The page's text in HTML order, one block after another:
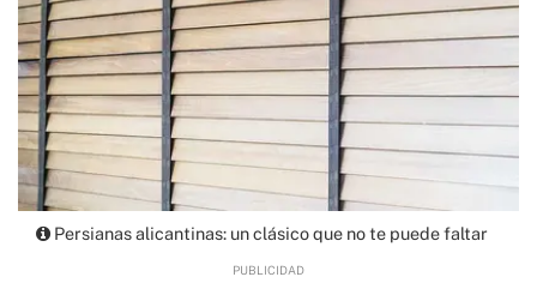
Persianas alicantinas: un clásico que no te puede faltar